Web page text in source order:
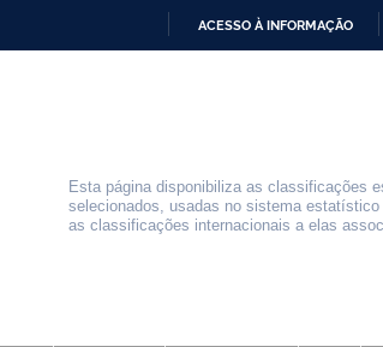
ACESSO À INFORMAÇÃO
Esta página disponibiliza as classificações
selecionados, usadas no sistema
as classificações internacionais a elas